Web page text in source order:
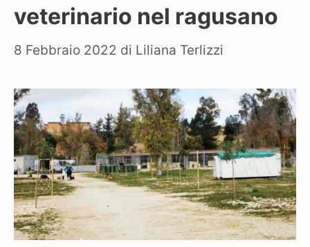
veterinario nel ragusano
8 Febbraio 2022 di Liliana Terlizzi